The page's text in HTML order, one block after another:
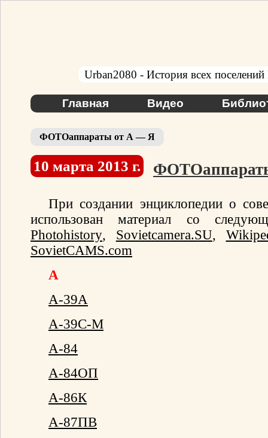
Urban2080 - История всех поселений
Главная Видео
ФОТОаппараты от А — Я
10 марта 2013 г.
При создании энциклопедии о
использован материал со
Photohistory, Sovietcamera.SU,
SovietCAMS.com
A
А-39А
А-39С-М
А-84
А-84ОП
А-86К
А-87ПВ